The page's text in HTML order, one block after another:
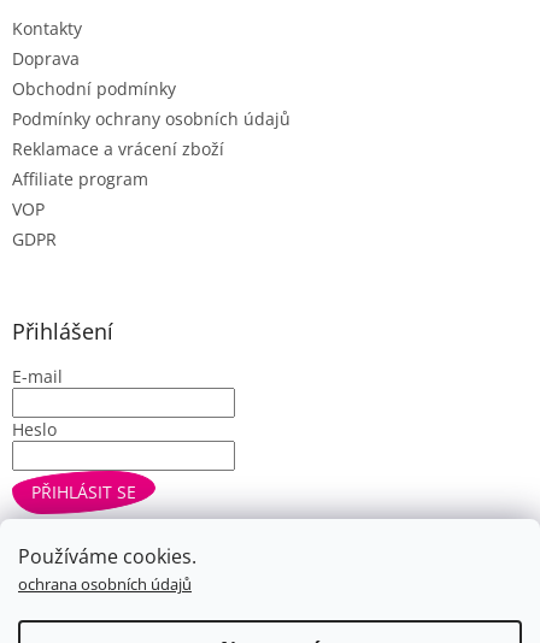
Používáme cookies.
ochrana osobních údajů
Kontakty
Doprava
Obchodní podmínky
Podmínky ochrany osobních údajů
Reklamace a vrácení zboží
Affiliate program
VOP
GDPR
Přihlášení
E-mail
Heslo
PŘIHLÁSIT SE
Nová registraceZapomenuté heslo